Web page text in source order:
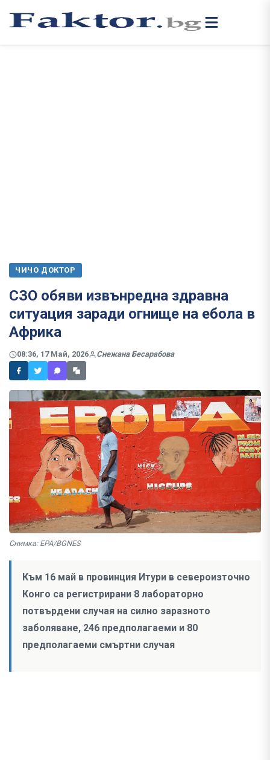
ЧИЧО ДОКТОР
СЗО обяви извънредна здравна
ситуация заради огнище на ебола в
Африка
08:36, 17 Май, 2026 Снежана Бесарабова
Снимка: EPA/BGNES
Към 16 май в провинция Итури в североизточно
Конго са регистрирани 8 лабораторно
потвърдени случая на силно заразното
заболяване, 246 предполагаеми и 80
предполагаеми смъртни случая